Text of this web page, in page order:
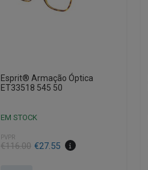
Esprit® Armação Óptica
ET33518 545 50
EM STOCK
PVPR
€116.00
O
€27.55
O